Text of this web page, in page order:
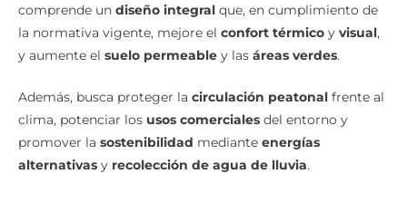
la normativa vigente, mejore elconfort térmicoyvisual,
y aumente elsuelo permeable y lasáreas verdes .
clima, potenciar losusos comercialesdel entorno y
promover lasostenibilidadmediante energías
alternativas yrecolección de agua de lluvia.